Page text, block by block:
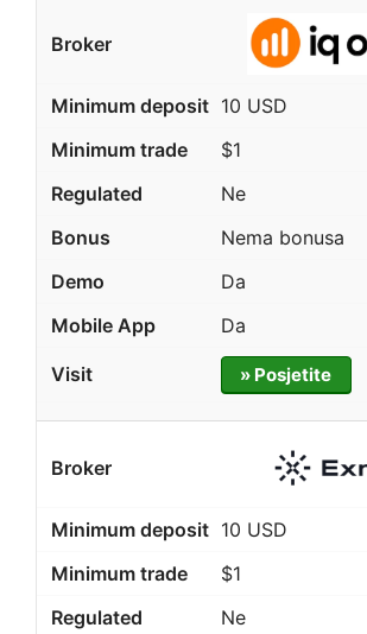
10 USD
$1
Ne
Nema bonusa
Da
Da
» Posjetite
10 USD
$1
Ne